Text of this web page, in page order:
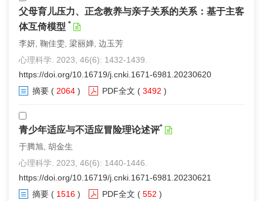
父母育儿压力、正念教养与亲子关系的关系：基于主客
体互倚模型 *
李妍, 鞠佳雯, 梁丽婵, 边玉芳
心理科学. 2023, 46(6): 1432-1439.
https://doi.org/10.16719/j.cnki.1671-6981.20230620
摘要 ( 2064 ) PDF全文 ( 3492 )
青少年适应与不适应冒险理论述评*
于腾旭, 胡金生
心理科学. 2023, 46(6): 1440-1446.
https://doi.org/10.16719/j.cnki.1671-6981.20230621
摘要 ( 1516 ) PDF全文 ( 552 )